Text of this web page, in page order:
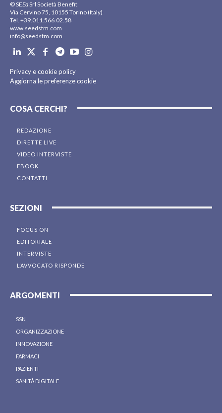
© SEEdSrl Società Benefit
Via Cervino 75, 10155 Torino (Italy)
Tel. +39.011.566.02.58
www.seedstm.com
info@seedstm.com
Privacy e cookie policy
Aggiorna le preferenze cookie
COSA CERCHI?
REDAZIONE
DIRETTE LIVE
VIDEO INTERVISTE
EBOOK
CONTATTI
SEZIONI
FOCUS ON
EDITORIALE
INTERVISTE
L’AVVOCATO RISPONDE
ARGOMENTI
SSN
ORGANIZZAZIONE
INNOVAZIONE
FARMACI
PAZIENTI
SANITÀ DIGITALE